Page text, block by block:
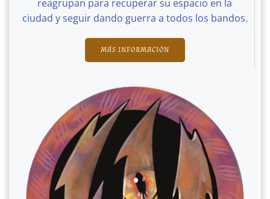
reagrupan para recuperar su espacio en la
ciudad y seguir dando guerra a todos los bandos.
MÁS INFORMACIÓN